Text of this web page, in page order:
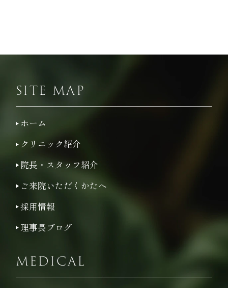
SITE MAP
ホーム
クリニック紹介
院長・スタッフ紹介
ご来院いただくかたへ
採用情報
理事長ブログ
MEDICAL